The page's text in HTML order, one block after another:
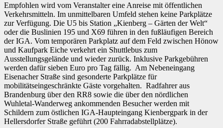
Empfohlen wird vom Veranstalter eine Anreise mit öffentlichen
Verkehrsmitteln. Im unmittelbaren Umfeld stehen keine Parkplätze
zur Verfügung. Die U5 bis Station „Kienberg – Gärten der Welt“
oder die Buslinien 195 und X69 führen in den fußläufigen Bereich
der IGA. Vom temporären Parkplatz auf dem Feld zwischen Hönow
und Kaufpark Eiche verkehrt ein Shuttlebus zum
Ausstellungsgelände und wieder zurück. Inklusive Parkgebühren
werden dafür sieben Euro pro Tag fällig. Am Nebeneingang
Eisenacher Straße sind gesonderte Parkplätze für
mobilitätseingeschränkte Gäste vorgehalten. Radfahrer aus
Brandenburg über den RR8 sowie die über den nördlichen
Wuhletal-Wanderweg ankommenden Besucher werden mit
Schildern zum östlichen IGA-Haupteingang Kienbergpark in der
Hellersdorfer Straße geführt (200 Fahrradabstellplätze).